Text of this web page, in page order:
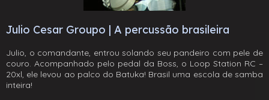
Julio Cesar Groupo | A percussão brasileira
Julio, o comandante, entrou solando seu pandeiro com pele de
couro. Acompanhado pelo pedal da Boss, o Loop Station RC –
20xl, ele levou ao palco do Batuka! Brasil uma escola de samba
inteira!